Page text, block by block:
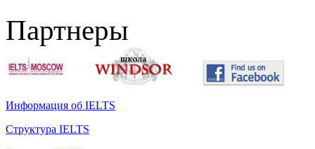
Партнеры
Информация об IELTS
Структура IELTS